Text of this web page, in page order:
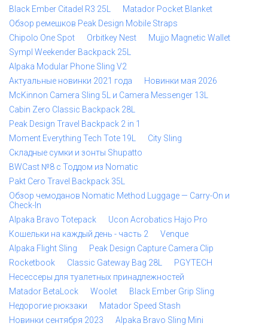
Black Ember Citadel R3 25L
Matador Pocket Blanket
Обзор ремешков Peak Design Mobile Straps
Chipolo One Spot
Orbitkey Nest
Mujjo Magnetic Wallet
Sympl Weekender Backpack 25L
Alpaka Modular Phone Sling V2
Актуальные новинки 2021 года
Новинки мая 2026
McKinnon Camera Sling 5L и Camera Messenger 13L
Cabin Zero Classic Backpack 28L
Peak Design Travel Backpack 2 in 1
Moment Everything Tech Tote 19L
City Sling
Складные сумки и зонты Shupatto
BWCast №8 с Тоддом из Nomatic
Pakt Cero Travel Backpack 35L
Обзор чемоданов Nomatic Method Luggage — Carry-On и
Check-In
Alpaka Bravo Totepack
Ucon Acrobatics Hajo Pro
Кошельки на каждый день - часть 2
Venque
Alpaka Flight Sling
Peak Design Capture Camera Clip
Rocketbook
Classic Gateway Bag 28L
PGYTECH
Несессеры для туалетных принадлежностей
Matador BetaLock
Woolet
Black Ember Grip Sling
Недорогие рюкзаки
Matador Speed Stash
Новинки сентября 2023
Alpaka Bravo Sling Mini